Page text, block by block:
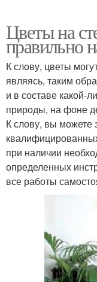
Цветы на
правильно
К слову, цветы
являясь, таким
и в составе какой-
природы, на фоне
К слову, вы можете
при наличии
определенных
все работы